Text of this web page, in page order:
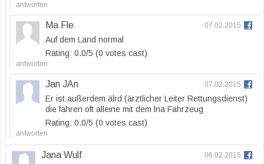
antworten
Ma Fle 07.02.2015
Auf dem Land normal
Rating: 0.0/5 (0 votes cast)
antworten
Jan JAn 07.02.2015
Er ist außerdem älrd (ärztlicher Leiter Rettungsdienst)
die fahren oft alleine mit dem lna Fahrzeug
Rating: 0.0/5 (0 votes cast)
antworten
Jana Wulf 06.02.2015